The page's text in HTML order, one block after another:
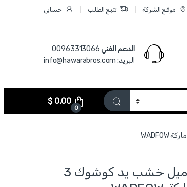
موقع الشركة تتبع الطلب حسابي
الدعم الفني 00963313066‏
البريد: info@hawarabros.com
0
$0,00
WWC2203 - طقم ازميل خشب يد كوشوك 3